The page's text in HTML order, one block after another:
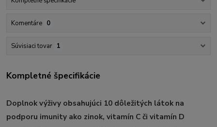
Komentáre 0
Súvisiaci tovar 1
Kompletné špecifikácie
Doplnok výživy obsahujúci 10 dôležitých látok na
podporu imunity ako zinok, vitamín C či vitamín D